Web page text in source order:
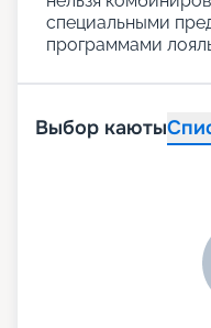
специальными
программами
Выбор каюты